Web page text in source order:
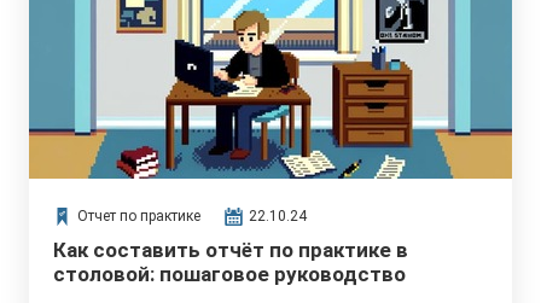
Отчет по практике 22.10.24
Как составить отчёт по практике в
столовой: пошаговое руководство